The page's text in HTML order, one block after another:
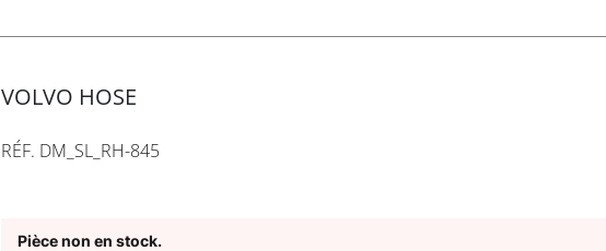
VOLVO HOSE
RÉF. DM_SL_RH-845
Pièce non en stock.